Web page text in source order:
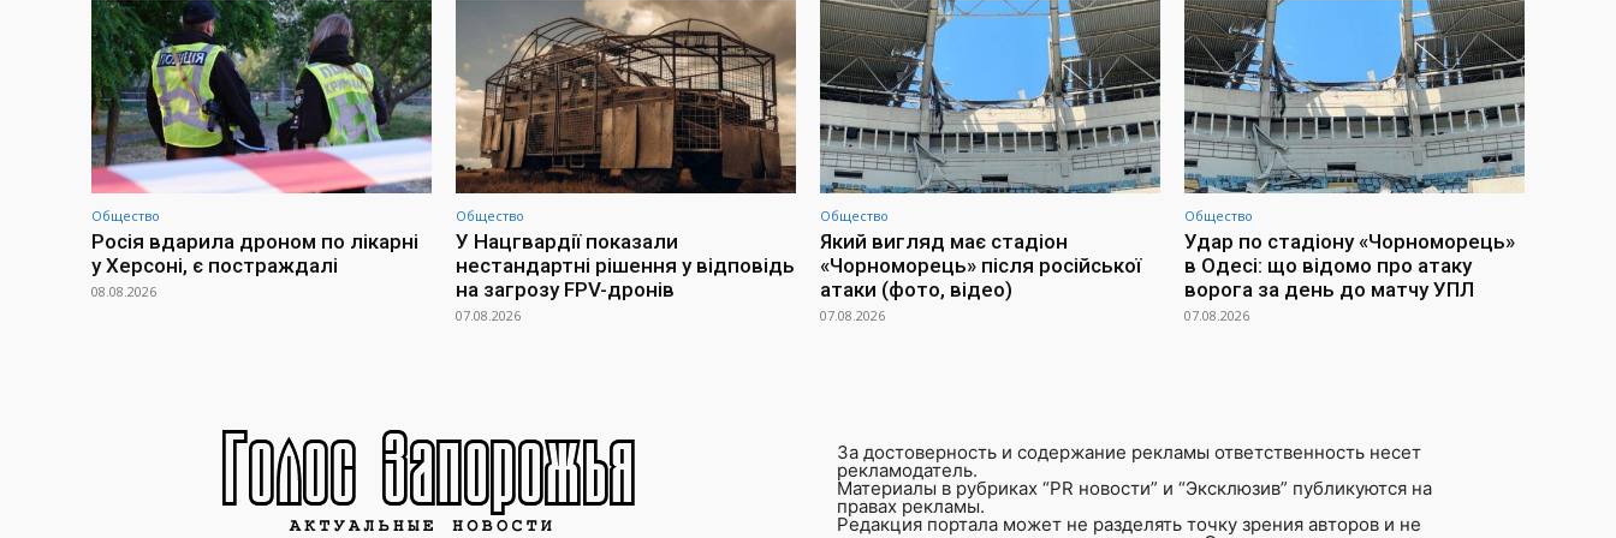
Общество
Росія вдарила дроном по лікарні
у Херсоні, є постраждалі
08.08.2026
Общество
У Нацгвардії показали
нестандартні рішення у відповідь
на загрозу FPV-дронів
07.08.2026
Общество
Який вигляд має стадіон
«Чорноморець» після російської
атаки (фото, відео)
07.08.2026
Общество
Удар по стадіону «Чорноморець»
в Одесі: що відомо про атаку
ворога за день до матчу УПЛ
07.08.2026
За достоверность и содержание рекламы ответственность несет
рекламодатель.
Материалы в рубриках “PR новости” и “Эксклюзив” публикуются на
правах рекламы.
Редакция портала может не разделять точку зрения авторов и не